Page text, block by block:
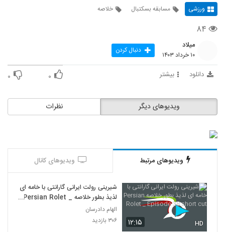
ورزشی مسابقه بسکتبال خلاصه
۸۴
میلاد
۱۰ خرداد ۱۴۰۳ دنبال کردن
دانلود بیشتر ۰ ۰
نظرات ویدیوهای دیگر
ویدیوهای مرتبط ویدیوهای کانال
۱۲:۱۵ HD
شیرینی رولت ایرانی گارانتی با خامه ای
لذیذ بطور خلاصه Persian Rolet _
Episode 38 short cut
الهام دادرسان
۳۰۶ بازدید